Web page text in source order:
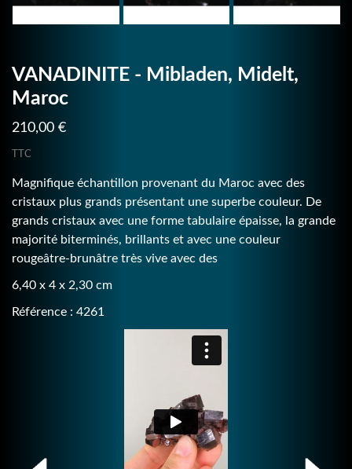
VANADINITE - Mibladen, Midelt,
Maroc
210,00 €
TTC
Magnifique échantillon provenant du Maroc avec des
cristaux plus grands présentant une superbe couleur. De
grands cristaux avec une forme tabulaire épaisse, la grande
majorité biterminés, brillants et avec une couleur
rougeâtre-brunâtre très vive avec des
6,40 x 4 x 2,30 cm
Référence : 4261